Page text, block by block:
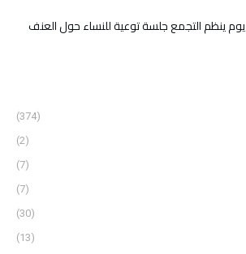
ضمن حملة ال16 يوم ينظم التجمع جلسة توعية للنساء حول العنف
(374)
(2)
(7)
(7)
(30)
(13)